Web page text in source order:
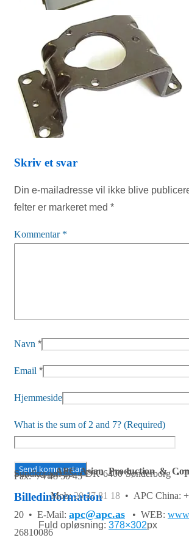
Skriv et svar
Din e-mailadresse vil ikke blive
felter er markeret med *
Kommentar *
Navn *
Email *
Hjemmeside
What is the sum of 2 and 7? (Required)
Billedinformation
Fuld opløsning: 378×302px
APC Asian Production &
Sundkrogen 35 • DK-6400 Sønderborg •
Fax: 74 48 50 45
Mob:20 47 81 18 • APC China:
20 • E-Mail: apc@apc.as • WEB:
26810086